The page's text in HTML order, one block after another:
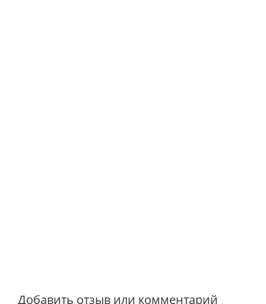
Добавить отзыв или комментарий